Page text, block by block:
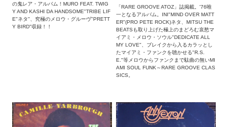
の鬼レア・アルバム！MURO FEAT. TWIG
Y AND KASHI DA HANDSOME"TRIBE LIF
E"ネタ"、究極のメロウ・グルーヴ"PRETT
Y BIRD"収録！！
「RARE GROOVE ATOZ」誌掲載。'76唯
一となるアルバム。INI"MIND OVER MATT
ER"(PRO PETE ROCK)ネタ、MITSU THE
BEATSも取り上げた極上のまどろむ哀愁マ
イアミ・メロウ・ソウル"DEDICATE ALL
MY LOVE"、ブレイクから入るカラッとし
たマイアミ・ファンクを聴かせる"R.S.
E."等メロウからファンクまで駄曲の無いMI
AMI SOUL FUNK～RARE GROOVE CLAS
SICS。